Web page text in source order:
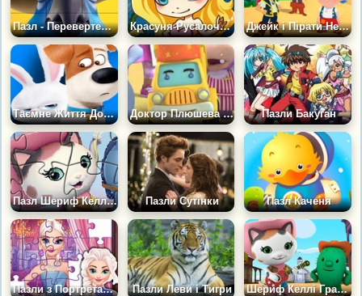
Пазл - Перевертень Ріо 2 Красуня-Русалочка - Пазл Джейк і Пірати Нетландії: Пазл
Таємне Життя Домашніх Тварин: Пазли Доктор Плюшева - Пазли Пазли Бакуган
Пазл Шериф Келлі на Заході Пазли Сутінки Пазл Каченя
Пазли з Портретами Принцес Пазли Леви і Тигри Шериф Келлі Грає на Гітарі: Пазл